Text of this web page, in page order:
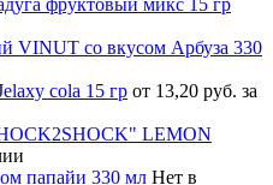
VINUT со вкусом Арбуза 330
cola 15 гр от 13,20 руб. за
LEMON
папайи 330 мл Нет в